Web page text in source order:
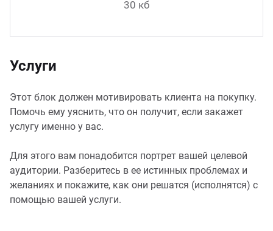
30 кб
Услуги
Этот блок должен мотивировать клиента на покупку.
Помочь ему уяснить, что он получит, если закажет
услугу именно у вас.
Для этого вам понадобится портрет вашей целевой
аудитории. Разберитесь в ее истинных проблемах и
желаниях и покажите, как они решатся (исполнятся) с
помощью вашей услуги.